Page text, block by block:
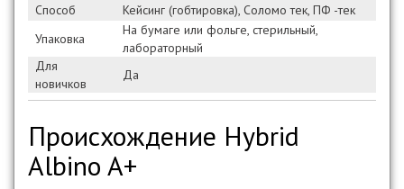
Способ
Кейсинг (гобтировка), Соломо тек, ПФ -тек
Упаковка
На бумаге или фольге, стерильный,
лабораторный
Для
новичков
Да
Происхождение Hybrid
Albino A+